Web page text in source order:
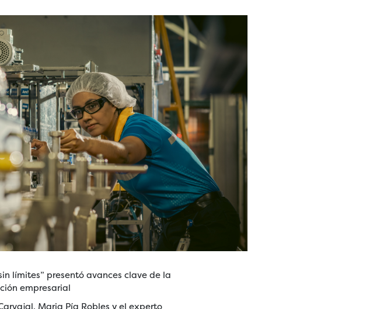
límites” presentó avances clave de la
empresarial
Maria Pía Robles y el experto